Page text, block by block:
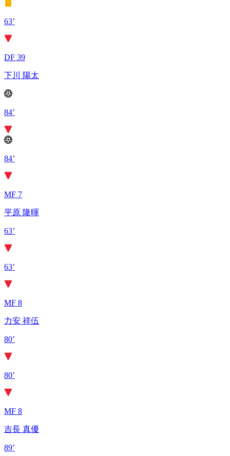
63’
DF 39
下川 陽太
84’
84’
MF 7
平原 隆暉
63’
63’
MF 8
力安 祥伍
80’
80’
MF 8
吉長 真優
89’